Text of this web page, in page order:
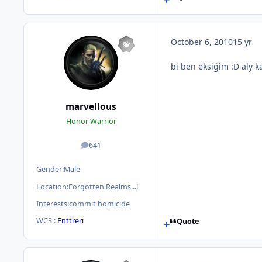
marvellous
Honor Warrior
641
posts
Gender:Male
Location:Forgotten Realms...!
Interests:commit homicide
WC3 : Enttreri
October 6, 201015 yr
bi ben eksiğim :D aly
Quote